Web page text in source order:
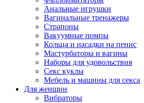
Анальные игрушки
Вагинальные тренажеры
Страпоны
Вакуумные помпы
Кольца и насадки на пенис
Мастурбаторы и вагины
Наборы для удовольствия
Секс куклы
Мебель и машины для секса
Для женщин
Вибраторы